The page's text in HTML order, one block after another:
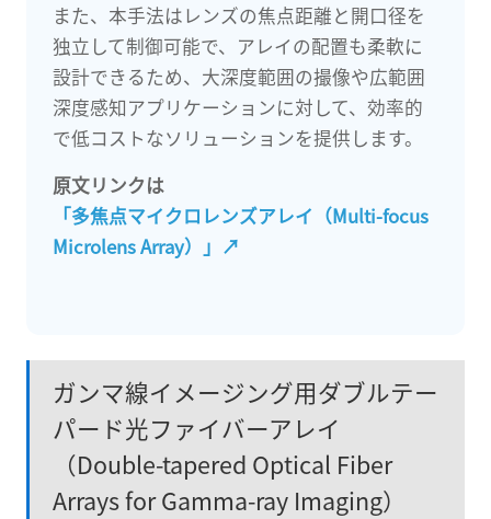
また、本手法はレンズの焦点距離と開口径を
独立して制御可能で、アレイの配置も柔軟に
設計できるため、大深度範囲の撮像や広範囲
深度感知アプリケーションに対して、効率的
で低コストなソリューションを提供します。
原文リンクは
「多焦点マイクロレンズアレイ（Multi-focus
Microlens Array）」↗
ガンマ線イメージング用ダブルテー
パード光ファイバーアレイ
（Double-tapered Optical Fiber
Arrays for Gamma-ray Imaging）